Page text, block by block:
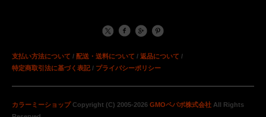
支払い方法について / 配送・送料について / 返品について /
特定商取引法に基づく表記/ プライバシーポリシー
カラーミーショップCopyright (C) 2005-2026 GMOペパボ株式会社 All Rights